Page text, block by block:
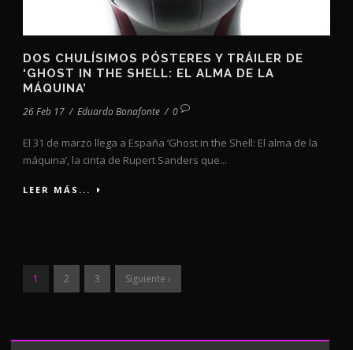
DOS CHULÍSIMOS PÓSTERES Y TRÁILER DE
‘GHOST IN THE SHELL: EL ALMA DE LA
MÁQUINA’
26 Feb 17 / Eduardo Bonafonte / 0
El 31 de marzo llega a España ‘Ghost in the Shell: El alma de la
máquina’, la cinta de Rupert Sanders que...
LEER MÁS...
1 2 3 Siguiente ›